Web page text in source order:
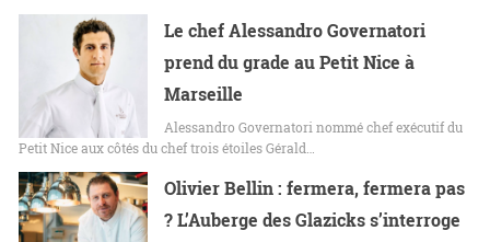
Le chef Alessandro Governatori
prend du grade au Petit Nice à
Marseille
Alessandro Governatori nommé chef exécutif du
Petit Nice aux côtés du chef trois étoiles Gérald…
Olivier Bellin : fermera, fermera pas
? L’Auberge des Glazicks s’interroge